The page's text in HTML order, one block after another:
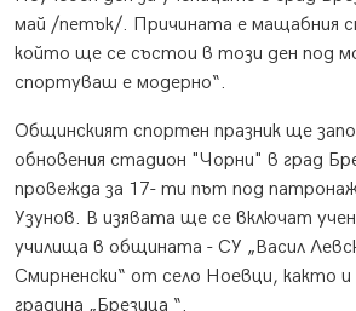
май /петък/. Причината е мащабния
който ще се състои в този ден под
спортуваш е модерно“.
Общинският спортен празник ще
обновения стадион "Чорни" в град
провежда за 17- ти път под
Узунов. В изявата ще се включат
училища в общината - СУ „Васил
Смирненски“ от село Ноевци, както
градина „Брезица “.